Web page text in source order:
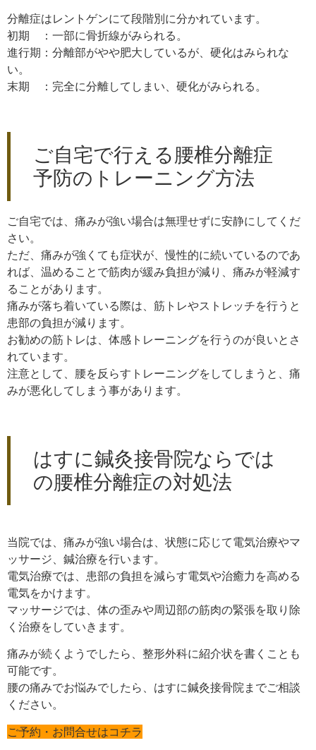
分離症はレントゲンにて段階別に分かれています。
初期 ：一部に骨折線がみられる。
進行期：分離部がやや肥大しているが、硬化はみられな
い。
末期 ：完全に分離してしまい、硬化がみられる。
ご自宅で行える腰椎分離症
予防のトレーニング方法
ご自宅では、痛みが強い場合は無理せずに安静にしてくだ
さい。
ただ、痛みが強くても症状が、慢性的に続いているのであ
れば、温めることで筋肉が緩み負担が減り、痛みが軽減す
ることがあります。
痛みが落ち着いている際は、筋トレやストレッチを行うと
患部の負担が減ります。
お勧めの筋トレは、体感トレーニングを行うのが良いとさ
れています。
注意として、腰を反らすトレーニングをしてしまうと、痛
みが悪化してしまう事があります。
はすに鍼灸接骨院ならでは
の腰椎分離症の対処法
当院では、痛みが強い場合は、状態に応じて電気治療やマ
ッサージ、鍼治療を行います。
電気治療では、患部の負担を減らす電気や治癒力を高める
電気をかけます。
マッサージでは、体の歪みや周辺部の筋肉の緊張を取り除
く治療をしていきます。
痛みが続くようでしたら、整形外科に紹介状を書くことも
可能です。
腰の痛みでお悩みでしたら、はすに鍼灸接骨院までご相談
ください。
ご予約・お問合せはコチラ